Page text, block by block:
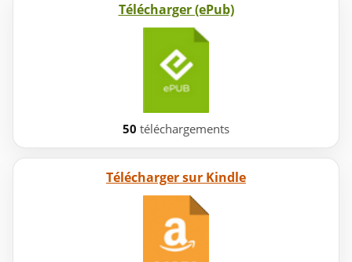
Télécharger (ePub)
50 téléchargements
Télécharger sur Kindle